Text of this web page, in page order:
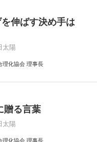
伸ばす決め手は
陽
理化協会 理事長
る言葉
陽
理化協会 理事長